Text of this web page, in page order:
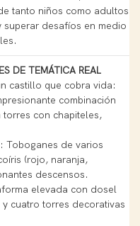
tanto niños como adultos
desafíos en medio
DE TEMÁTICA REAL
castillo que cobra vida:
combinación
con chapiteles,
Toboganes de varios
(rojo, naranja,
descensos.
elevada con dosel
cuatro torres decorativas